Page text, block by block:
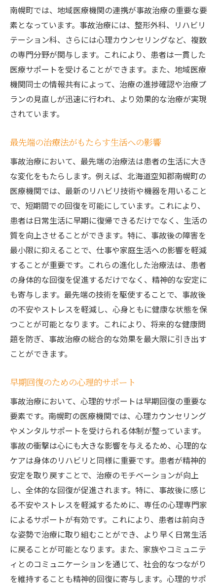
医療連携がもたらす治療の効率化
事故治療における地域医療ネットワークの
役割
南幌町で受けられる最新の事故治療法の詳細と
は
最新の治療技術とその実績
個別化された治療法の詳細
先進的な治療法による症状改善事例
今後の治療法の進化と展望
患者のニーズに応える治療法の選択肢
事故治療の信頼性南幌町で知っておきたい医療
情報
信頼性の高い医療情報の入手方法
医療機関ごとの特徴と強みの比較
事故治療における認定医の役割
南幌町の医療情報発信源
患者として知っておくべき治療の選択肢
信頼できる治療情報を得るためのポイント
南幌町では、地域医療機関の連携が事故治療の重要な要
素となっています。事故治療には、整形外科、リハビリ
テーション科、さらには心理カウンセリングなど、複数
の専門分野が関与します。これにより、患者は一貫した
医療サポートを受けることができます。また、地域医療
機関同士の情報共有によって、治療の進捗確認や治療プ
ランの見直しが迅速に行われ、より効果的な治療が実現
されています。
最先端の治療法がもたらす生活への影響
事故治療において、最先端の治療法は患者の生活に大き
な変化をもたらします。例えば、北海道空知郡南幌町の
医療機関では、最新のリハビリ技術や機器を用いること
で、短期間での回復を可能にしています。これにより、
患者は日常生活に早期に復帰できるだけでなく、生活の
質を向上させることができます。特に、事故後の障害を
最小限に抑えることで、仕事や家庭生活への影響を軽減
することが重要です。これらの進化した治療法は、患者
の身体的な回復を促進するだけでなく、精神的な安定に
も寄与します。最先端の技術を駆使することで、事故後
の不安やストレスを軽減し、心身ともに健康な状態を保
つことが可能となります。これにより、将来的な健康問
題を防ぎ、事故治療の総合的な効果を最大限に引き出す
ことができます。
早期回復のための心理的サポート
事故治療において、心理的サポートは早期回復の重要な
要素です。南幌町の医療機関では、心理カウンセリング
やメンタルサポートを受けられる体制が整っています。
事故の衝撃は心にも大きな影響を与えるため、心理的な
ケアは身体のリハビリと同様に重要です。患者が精神的
安定を取り戻すことで、治療のモチベーションが向上
し、全体的な回復が促進されます。特に、事故後に感じ
る不安やストレスを軽減するために、専任の心理専門家
によるサポートが有効です。これにより、患者は前向き
な姿勢で治療に取り組むことができ、より早く日常生活
に戻ることが可能となります。また、家族やコミュニテ
ィとのコミュニケーションを通じて、社会的なつながり
を維持することも精神的回復に寄与します。心理的サポ